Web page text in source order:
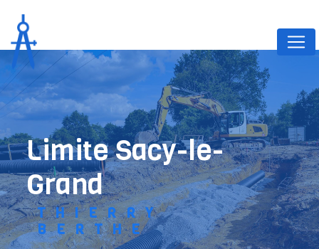
limite Sacy-le-
Grand
THIERRY
BERTHE